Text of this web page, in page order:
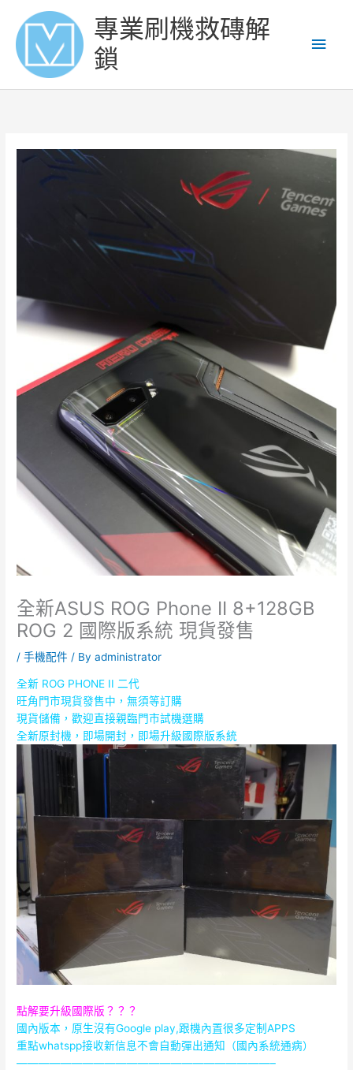
content
專業刷機救磚解
鎖
全新ASUS ROG Phone II 8+128GB
ROG 2 國際版系統 現貨發售
/手機配件 / Byadministrator
全新 ROG PHONE II 二代
旺角門市現貨發售中，無須等訂購
現貨儲備，歡迎直接親臨門市試機選購
全新原封機，即場開封，即場升級國際版系統
點解要升級國際版？？？
國內版本，原生沒有Google play,跟機內置很多定制APPS
重點whatspp接收新信息不會自動彈出通知（國內系統通病）
———————————————————————–